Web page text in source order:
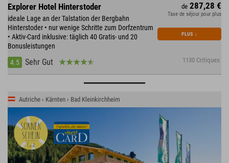
Explorer Hotel Hinterstoder
ideale Lage an der Talstation der Bergbahn
Hinterstoder • nur wenige Schritte zum Dorfzentrum
• Aktiv-Card inklusive: täglich 40 Gratis- und 20
Bonusleistungen
4.5
Sehr Gut 1130 Critiques
de 287,28 €
Taxe de séjour pour plus
PLUS ↓
Autriche › Kärnten › Bad Kleinkirchheim